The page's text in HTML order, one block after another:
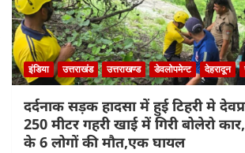
इंडिया उत्तराखंड उत्तराखण्ड डेवलोपमेन्ट देहरादून
दर्दनाक सड़क हादसा में हुई टिहरी मे
250 मीटर गहरी खाई में गिरी बोलेरो
के 6 लोगों की मौत,एक घायल